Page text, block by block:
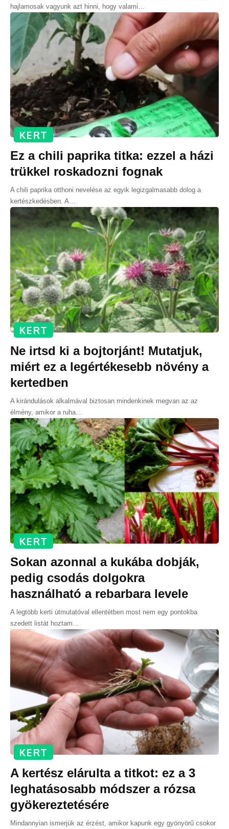
hajlamosak vagyunk azt hinni, hogy valami
KERT
Ez a chili paprika titka: ezzel a házi
trükkel roskadozni fognak
A chili paprika otthoni nevelése az egyik legizgalmasabb dolog a
kertészkedésben. A…
KERT
Ne irtsd ki a bojtorjánt! Mutatjuk,
miért ez a legértékesebb növény a
kertedben
A kirándulások alkalmával biztosan mindenkinek megvan az az
élmény, amikor a ruha…
KERT
Sokan azonnal a kukába dobják,
pedig csodás dolgokra
használható a rebarbara levele
A legtöbb kerti útmutatóval ellentétben most nem egy pontokba
szedett listát hoztam
KERT
A kertész elárulta a titkot: ez a 3
leghatásosabb módszer a rózsa
gyökereztetésére
Mindannyian ismerjük az érzést, amikor kapunk egy gyönyörű csokor